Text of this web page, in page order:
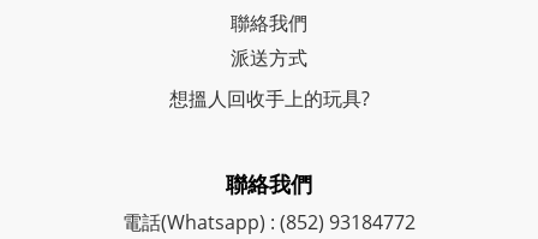
聯絡我們
派送方式
想搵人回收手上的玩具?
聯絡我們
電話(Whatsapp) : (852) 93184772